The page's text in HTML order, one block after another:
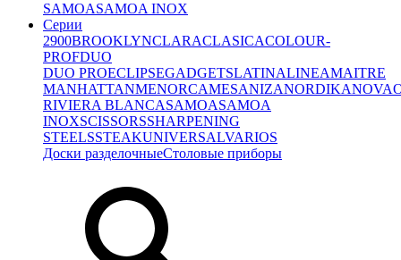
SAMOASAMOA INOX
Серии
2900BROOKLYNCLARACLASICACOLOUR-
PROFDUO
DUO PROECLIPSEGADGETSLATINALINEAMAITRE
MANHATTANMENORCAMESANIZANORDIKANOVA
RIVIERA BLANCASAMOASAMOA
INOXSCISSORSSHARPENING
STEELSSTEAKUNIVERSALVARIOS
Доски разделочныеСтоловые приборы